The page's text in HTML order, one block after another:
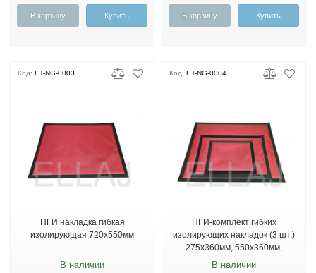
В корзину Купить В корзину Купить
Код: ET-NG-0003
НГИ накладка гибкая
изолирующая 720х550мм
В наличии
Код: ET-NG-0004
НГИ-комплект гибких
изолирующих накладок (3 шт.)
275х360мм, 550х360мм,
720х550мм до 1кВ
В наличии